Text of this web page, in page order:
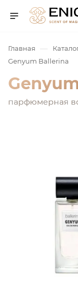
Главная —
Genyum Ballerina
парфюмерная